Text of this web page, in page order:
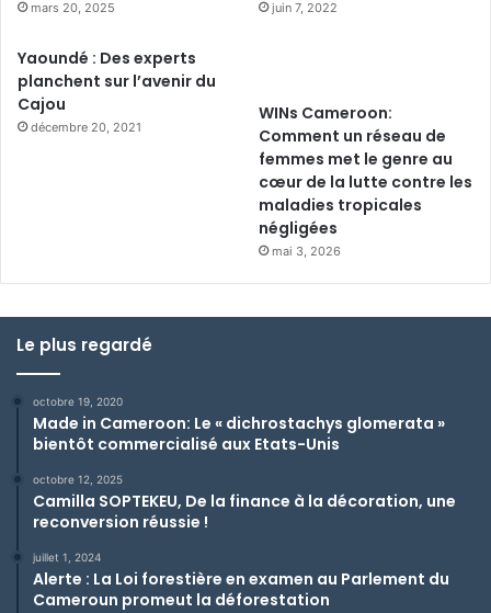
mars 20, 2025 juin 7, 2022
Yaoundé : Des experts
planchent sur l’avenir du
Cajou
décembre 20, 2021
WINs Cameroon:
Comment un réseau de
femmes met le genre au
cœur de la lutte contre les
maladies tropicales
négligées
mai 3, 2026
Le plus regardé
octobre 19, 2020
Made in Cameroon: Le « dichrostachys glomerata »
bientôt commercialisé aux Etats-Unis
octobre 12, 2025
Camilla SOPTEKEU, De la finance à la décoration, une
reconversion réussie !
juillet 1, 2024
Alerte : La Loi forestière en examen au Parlement du
Cameroun promeut la déforestation